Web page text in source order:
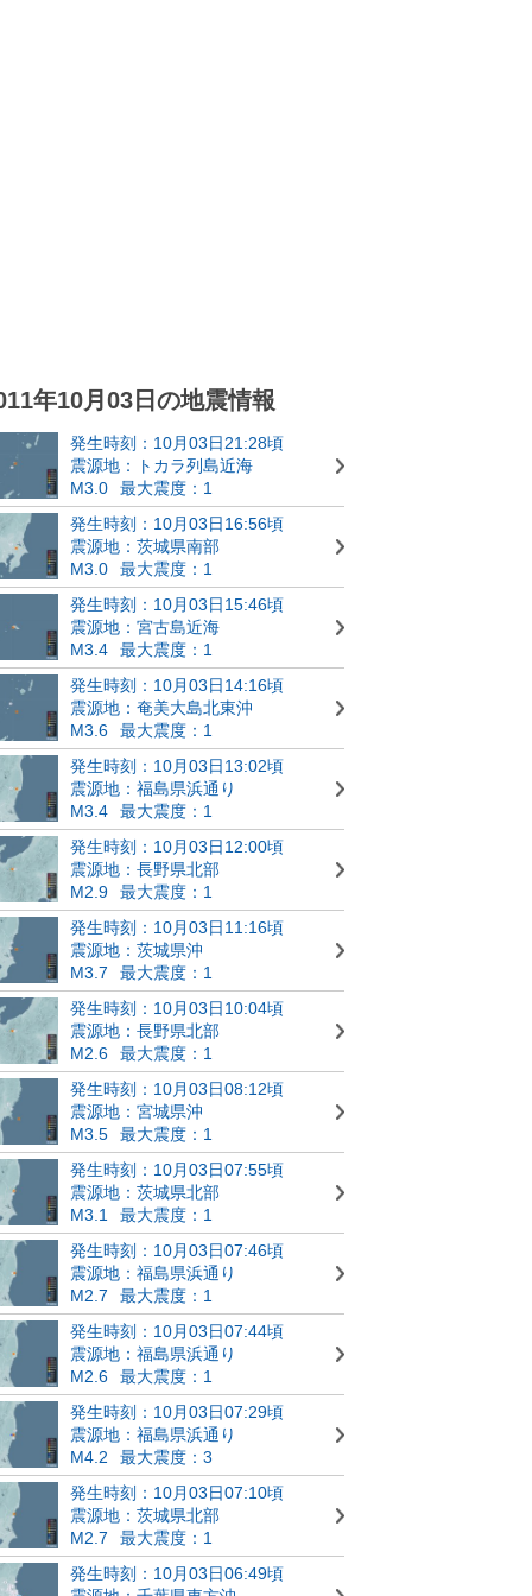
年10月03日の地震情報
発生時刻：10月03日21:28頃
震源地：トカラ列島近海
M3.0
最大震度：1
発生時刻：10月03日16:56頃
震源地：茨城県南部
M3.0
最大震度：1
発生時刻：10月03日15:46頃
震源地：宮古島近海
M3.4
最大震度：1
発生時刻：10月03日14:16頃
震源地：奄美大島北東沖
M3.6
最大震度：1
発生時刻：10月03日13:02頃
震源地：福島県浜通り
M3.4
最大震度：1
発生時刻：10月03日12:00頃
震源地：長野県北部
M2.9
最大震度：1
発生時刻：10月03日11:16頃
震源地：茨城県沖
M3.7
最大震度：1
発生時刻：10月03日10:04頃
震源地：長野県北部
M2.6
最大震度：1
発生時刻：10月03日08:12頃
震源地：宮城県沖
M3.5
最大震度：1
発生時刻：10月03日07:55頃
震源地：茨城県北部
M3.1
最大震度：1
発生時刻：10月03日07:46頃
震源地：福島県浜通り
M2.7
最大震度：1
発生時刻：10月03日07:44頃
震源地：福島県浜通り
M2.6
最大震度：1
発生時刻：10月03日07:29頃
震源地：福島県浜通り
M4.2
最大震度：3
発生時刻：10月03日07:10頃
震源地：茨城県北部
M2.7
最大震度：1
発生時刻：10月03日06:49頃